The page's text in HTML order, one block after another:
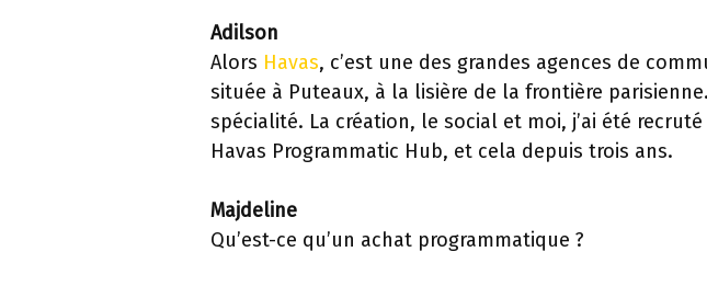
Adilson
Alors Havas, c’est une des grandes agences de
située à Puteaux, à la lisière de la frontière
spécialité. La création, le social et moi, j’ai été
Havas Programmatic Hub, et cela depuis trois ans.
Majdeline
Qu’est-ce qu’un achat programmatique ?